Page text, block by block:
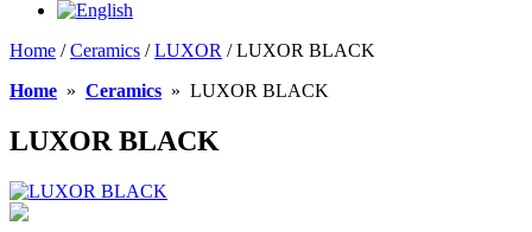
Home /Ceramics /LUXOR / LUXOR BLACK
Home » Ceramics » LUXOR BLACK
LUXOR BLACK